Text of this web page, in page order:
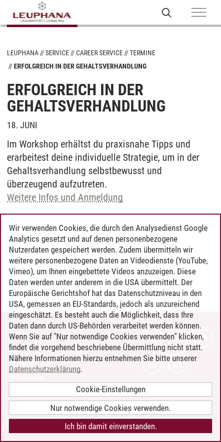
LEUPHANA SERVICE CAREER SERVICE
TERMINE
ERFOLGREICH IN DER GEHALTSVERHANDLUNG
ERFOLGREICH IN DER
GEHALTSVERHANDLUNG
18. JUNI
Im Workshop erhältst du praxisnahe Tipps und
erarbeitest deine individuelle Strategie, um in der
Gehaltsverhandlung selbstbewusst und
überzeugend aufzutreten.
Weitere Infos und Anmeldung
Philip Grote/18.06.2025
KONTAKT
LEUPHANA ALS ARBEITGEBER
INTRANET
BARRIEREFREIHEIT
COOKIE-EINSTELLUNGEN
Wir verwenden Cookies, die durch den Analysedienst Google
Analytics gesetzt und auf denen personenbezogene
Nutzerdaten gespeichert werden. Zudem übermitteln wir
weitere personenbezogene Daten an Videodienste (YouTube,
Vimeo), um Ihnen eingebettete Videos anzuzeigen. Diese
Daten werden unter anderem in die USA übermittelt. Der
Europäische Gerichtshof hat das Datenschutzniveau in den
USA, gemessen an EU-Standards, jedoch als unzureichend
eingeschätzt. Es besteht auch die Möglichkeit, dass Ihre
Daten dann durch US-Behörden verarbeitet werden können.
Wenn Sie auf "Nur notwendige Cookies verwenden" klicken,
findet die vorgehend beschriebene Übermittlung nicht statt.
Nähere Informationen hierzu entnehmen Sie bitte unserer
Datenschutzerklärung.
Cookie-Einstellungen
Nur notwendige Cookies verwenden.
Ich bin damit einverstanden.